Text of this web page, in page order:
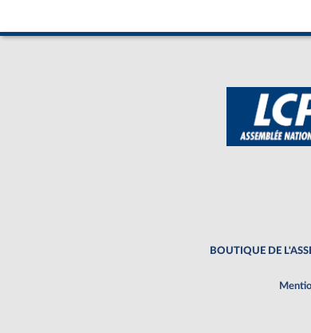
BOUTIQUE DE